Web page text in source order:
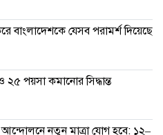
বাংলাদেশকে যেসব পরামর্শ দিয়েছে
পয়সা কমানোর সিদ্ধান্ত
আন্দোলনে নতুন মাত্রা যোগ হবে: ১২–